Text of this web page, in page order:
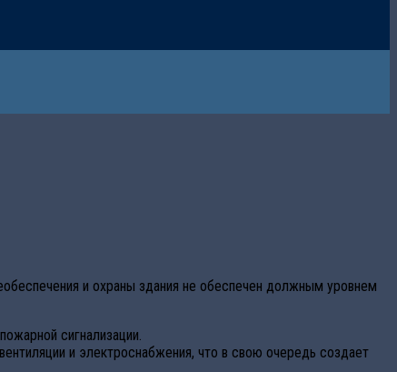
и охраны здания не обеспечен должным уровнем
сигнализации.
и электроснабжения, что в свою очередь создает